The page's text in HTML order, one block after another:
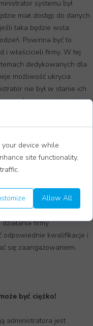
systemu był
miał dostęp do danych
taka będzie wola
Powinna być to
i właścicieli firmy. W tej
dedykowanych dla
możliwość ukrycia
nie był w stanie ich
na powierzenie
mieć dostępu do
potrzebne w firmach
osoby na stanowisko
firmą projektową
firmy.
odpowiednie kwalifikacje i
się zaangażowaniem,
być ciężko!
administratora jest
device while
site functionality,
Allow All